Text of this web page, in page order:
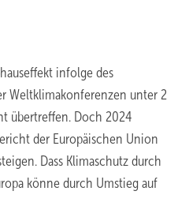
infolge des
Weltklimakonferenzen unter 2
übertreffen. Doch 2024
der Europäischen Union
Dass Klimaschutz durch
könne durch Umstieg auf